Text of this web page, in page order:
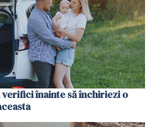
verifici înainte să închiriezi o